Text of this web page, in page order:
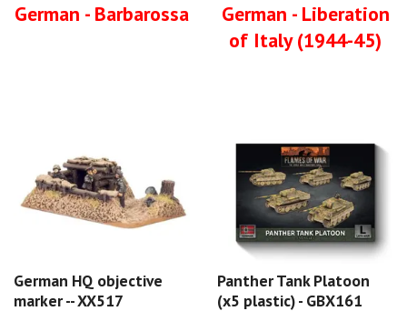
German - Barbarossa
German - Liberation
of Italy (1944-45)
German HQ objective
marker -- XX517
Panther Tank Platoon
(x5 plastic) - GBX161